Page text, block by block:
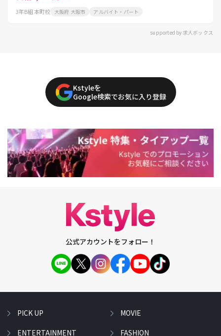
3年B組 本町校 大阪府 大阪市 アルバイト・パート
supported by 求人ボックス
Kstyleを
Google検索でお気に入り登録
公式アカウントをフォロー！
PICK UP
ENTERTAINMENT
MOVIE
FASHION